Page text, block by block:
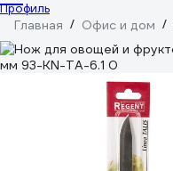
Профиль
Главная / Офис и дом /